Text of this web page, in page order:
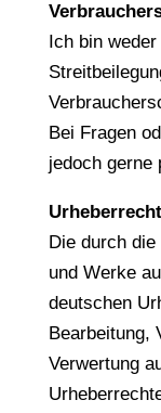
Ich bin
Bei Fragen
jedoch gerne
Urheberrecht
Die durch
und Werke
deutschen
Bearbeitung,
Verwertung